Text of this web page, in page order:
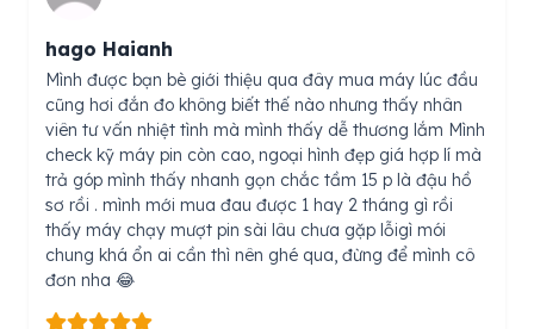
hago Haianh
Mình được bạn bè giới thiệu qua đây mua máy lúc đầu
cũng hơi đắn đo không biết thế nào nhưng thấy nhân
viên tư vấn nhiệt tình mà mình thấy dễ thương lắm Mình
check kỹ máy pin còn cao, ngoại hình đẹp giá hợp lí mà
trả góp mình thấy nhanh gọn chắc tầm 15 p là đậu hồ
sơ rồi . mình mới mua đau được 1 hay 2 tháng gì rồi
thấy máy chạy mượt pin sài lâu chưa gặp lỗigì mói
chung khá ổn ai cần thì nên ghé qua, đừng để mình cô
đơn nha 😂